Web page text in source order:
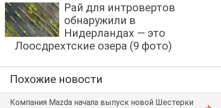
Рай для интровертов
обнаружили в
Нидерландах — это
Лоосдрехтские озера (9 фото)
Похожие новости
Компания Mazda начала выпуск новой Шестерки